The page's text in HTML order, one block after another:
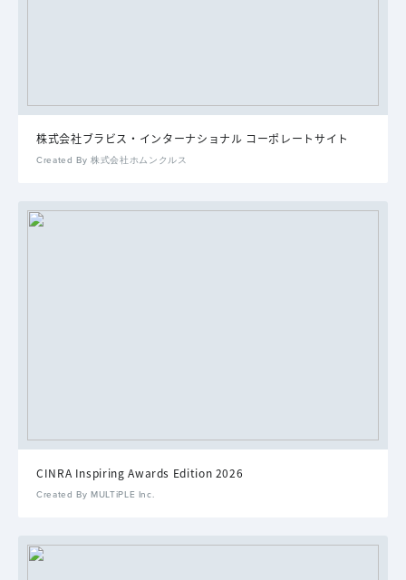
株式会社ブラビス・インターナショナル コーポレートサイト
Created By 株式会社ホムンクルス
CINRA Inspiring Awards Edition 2026
Created By MULTiPLE Inc.